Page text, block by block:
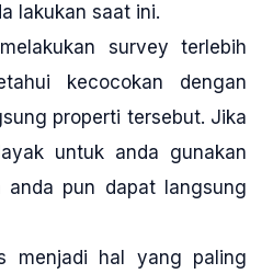
lakukan saat ini.
survey terlebih
kecocokan dengan
properti tersebut. Jika
untuk anda gunakan
anda pun dapat langsung
menjadi hal yang paling